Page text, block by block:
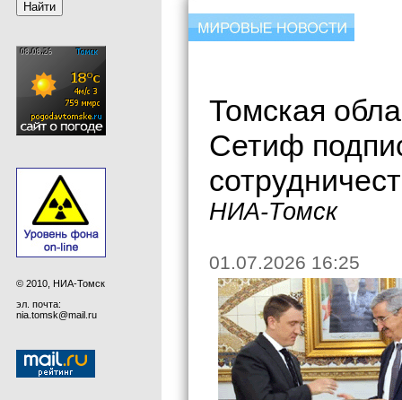
© 2010, НИА-Томск
эл. почта:
nia.tomsk@mail.ru
Томская
Сетиф
НИА-Томск
01.07.2026 16:25